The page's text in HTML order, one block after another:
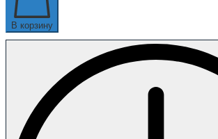
В корзину